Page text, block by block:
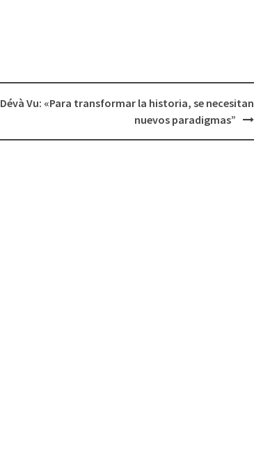
el
volumen.
Dévà Vu: «Para transformar la historia, se necesitan
nuevos paradigmas”